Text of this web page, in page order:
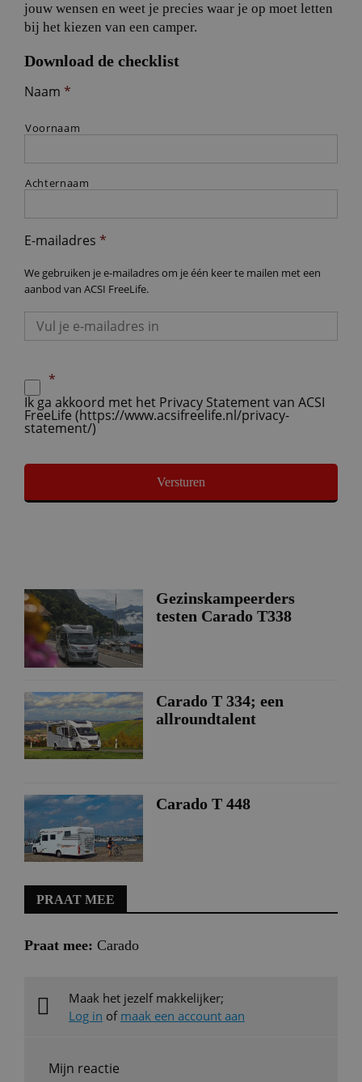
jouw wensen en weet je precies waar je op moet letten
bij het kiezen van een camper.
Download de checklist
Naam *
Voornaam
Achternaam
E-mailadres *
We gebruiken je e-mailadres om je één keer te mailen met een
aanbod van ACSI FreeLife.
Privacy
Statement
Ik ga akkoord met het Privacy Statement van ACSI
FreeLife (https://www.acsifreelife.nl/privacy-
statement/)
*
Gezinskampeerders
testen Carado T338
Carado T 334; een
allroundtalent
Carado T 448
PRAAT MEE
Praat mee: Carado
Maak het jezelf makkelijker;
Log in of maak een account aan
Mijn reactie